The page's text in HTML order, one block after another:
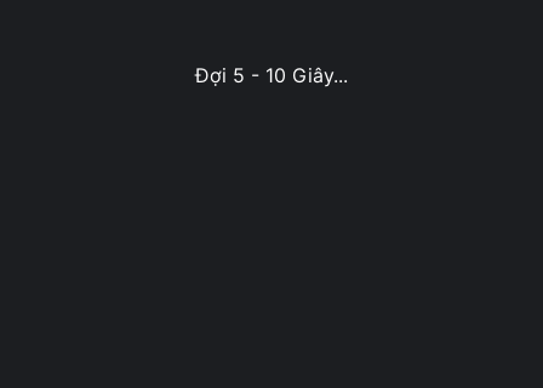
Đợi 5 - 10 Giây...